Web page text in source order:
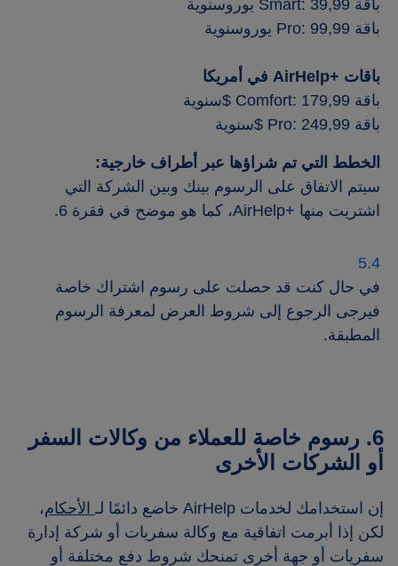
باقة Smart: 39,99 يوروسنوية
باقة Pro: 99,99 يوروسنوية
باقات +AirHelp في أمريكا
باقة Comfort: 179,99 $سنوية
باقة Pro: 249,99 $سنوية
الخطط التي تم شراؤها عبر أطراف خارجية:
سيتم الاتفاق على الرسوم بينك وبين الشركة التي
اشتريت منها +AirHelp، كما هو موضح في فقرة 6.
في حال كنت قد حصلت على رسوم اشتراك خاصة
فيرجى الرجوع إلى شروط العرض لمعرفة الرسوم
المطبقة.
6. رسوم خاصة للعملاء من وكالات السفر
أو الشركات الأخرى
إن استخدامك لخدمات AirHelp خاضع دائمًا لـ الأحكام،
لكن إذا أبرمت اتفاقية مع وكالة سفريات أو شركة إدارة
سفريات أو جهة أخرى تمنحك شروط دفع مختلفة أو